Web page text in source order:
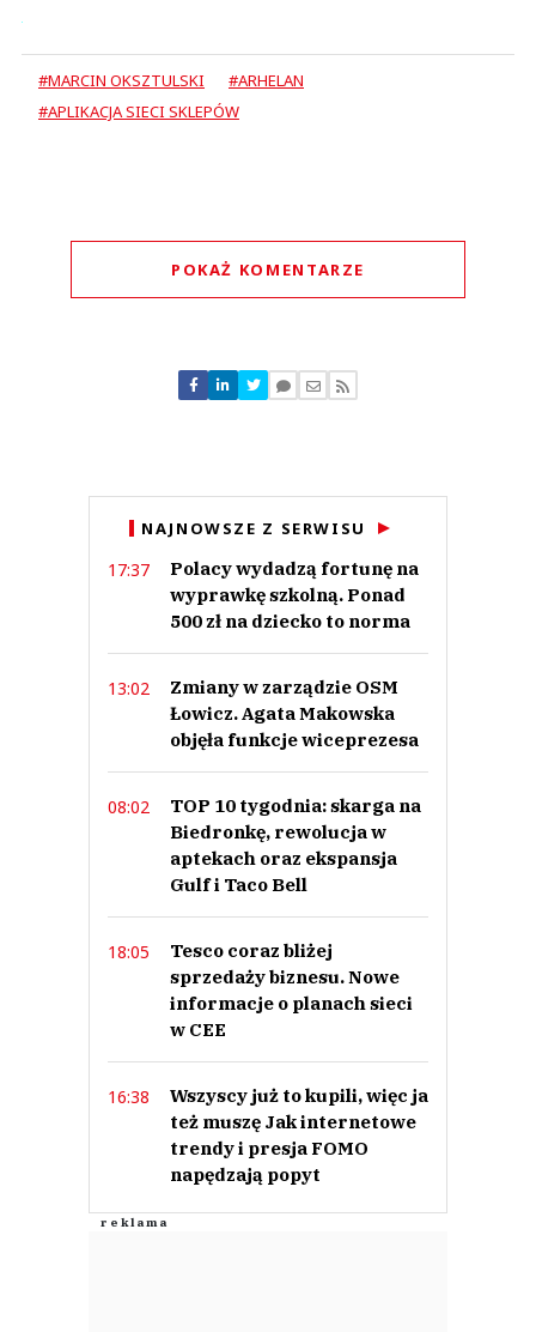
#MARCIN OKSZTULSKI
#ARHELAN
#APLIKACJA SIECI SKLEPÓW
POKAŻ KOMENTARZE
Nie znaleziono komentarzy
Zostaw swoje komentarze
NAJNOWSZE Z SERWISU
17:37
Polacy wydadzą fortunę na
wyprawkę szkolną. Ponad
500 zł na dziecko to norma
13:02
Zmiany w zarządzie OSM
Łowicz. Agata Makowska
objęła funkcje wiceprezesa
08:02
TOP 10 tygodnia: skarga na
Biedronkę, rewolucja w
aptekach oraz ekspansja
Gulf i Taco Bell
18:05
Tesco coraz bliżej
sprzedaży biznesu. Nowe
informacje o planach sieci
w CEE
16:38
Wszyscy już to kupili, więc ja
też muszę Jak internetowe
trendy i presja FOMO
napędzają popyt